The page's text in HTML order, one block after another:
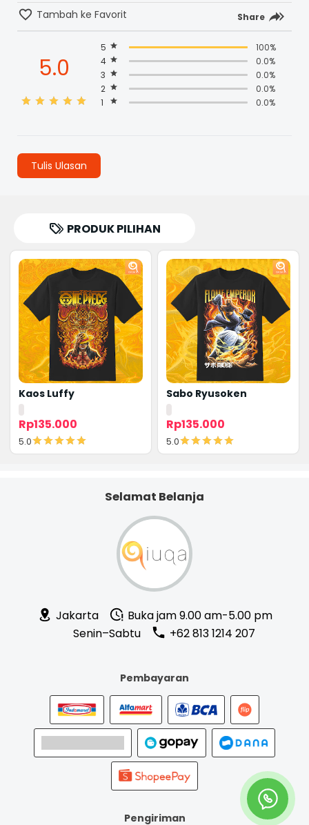
Tambah ke Favorit Share
5.0
5
100%
4
0.0%
3
0.0%
2
0.0%
1
0.0%
Tulis Ulasan
PRODUK PILIHAN
Kaos Luffy
Rp135.000
5.0
Sabo Ryusoken
Rp135.000
5.0
Selamat Belanja
Jakarta
Buka jam 9.00 am-5.00 pm
Senin–Sabtu
+62 813 1214 207
Pembayaran
Pengiriman